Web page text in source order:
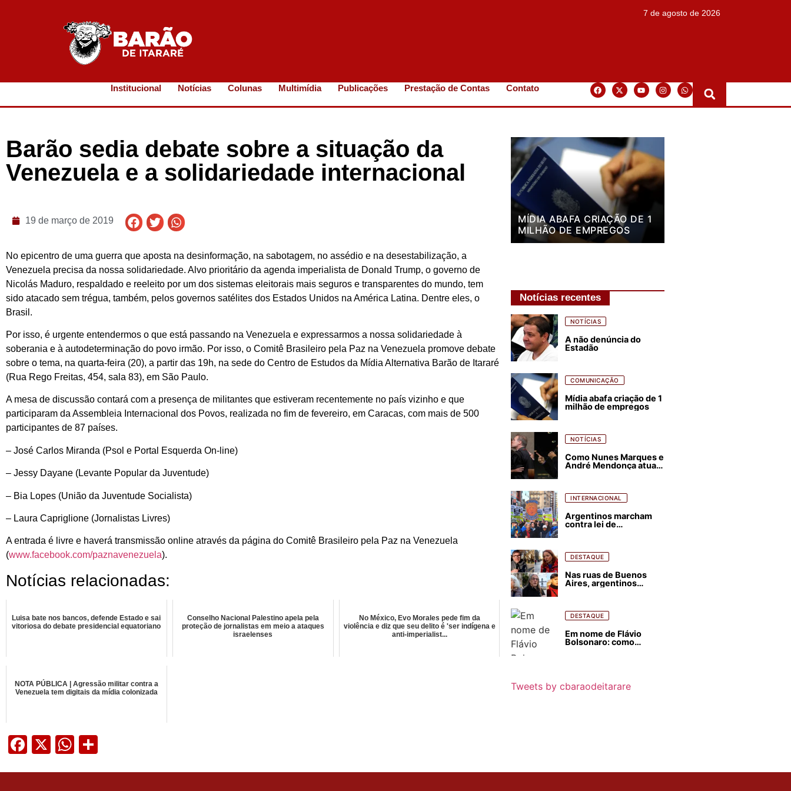
7 de agosto de 2026
Institucional Notícias Colunas Multimídia Publicações Prestação de Contas Contato
Barão sedia debate sobre a situação da
Venezuela e a solidariedade internacional
19 de março de 2019
No epicentro de uma guerra que aposta na desinformação, na sabotagem, no assédio e na desestabilização, a
Venezuela precisa da nossa solidariedade. Alvo prioritário da agenda imperialista de Donald Trump, o governo de
Nicolás Maduro, respaldado e reeleito por um dos sistemas eleitorais mais seguros e transparentes do mundo, tem
sido atacado sem trégua, também, pelos governos satélites dos Estados Unidos na América Latina. Dentre eles, o
Brasil.
Por isso, é urgente entendermos o que está passando na Venezuela e expressarmos a nossa solidariedade à
soberania e à autodeterminação do povo irmão. Por isso, o Comitê Brasileiro pela Paz na Venezuela promove debate
sobre o tema, na quarta-feira (20), a partir das 19h, na sede do Centro de Estudos da Mídia Alternativa Barão de Itararé
(Rua Rego Freitas, 454, sala 83), em São Paulo.
A mesa de discussão contará com a presença de militantes que estiveram recentemente no país vizinho e que
participaram da Assembleia Internacional dos Povos, realizada no fim de fevereiro, em Caracas, com mais de 500
participantes de 87 países.
– José Carlos Miranda (Psol e Portal Esquerda On-line)
– Jessy Dayane (Levante Popular da Juventude)
– Bia Lopes (União da Juventude Socialista)
– Laura Capriglione (Jornalistas Livres)
A entrada é livre e haverá transmissão online através da página do Comitê Brasileiro pela Paz na Venezuela
(www.facebook.com/paznavenezuela).
Notícias relacionadas:
Luisa bate nos bancos, defende Estado e sai
vitoriosa do debate presidencial equatoriano
Conselho Nacional Palestino apela pela
proteção de jornalistas em meio a ataques
israelenses
No México, Evo Morales pede fim da
violência e diz que seu delito é 'ser indígena e
anti-imperialist...
NOTA PÚBLICA | Agressão militar contra a
Venezuela tem digitais da mídia colonizada
Facebook
X WhatsApp
MÍDIA ABAFA CRIAÇÃO DE 1
MILHÃO DE EMPREGOS
Notícias recentes
NOTÍCIAS
A não denúncia do
Estadão
COMUNICAÇÃO
Mídia abafa criação de 1
milhão de empregos
NOTÍCIAS
Como Nunes Marques e
André Mendonça atuam
INTERNACIONAL
Argentinos marcham
contra lei de
florestais
DESTAQUE
Nas ruas de Buenos
Aires, argentinos
DESTAQUE
Em nome de Flávio
Bolsonaro: como
Tweets by cbaraodeitarare